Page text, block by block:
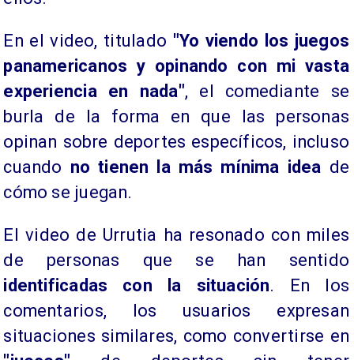
En el video, titulado "Yo viendo los juegos
panamericanos y opinando con mi vasta
experiencia en nada", el comediante se
burla de la forma en que las personas
opinan sobre deportes específicos, incluso
cuando no tienen la más mínima idea de
cómo se juegan.
El video de Urrutia ha resonado con miles
de personas que se han sentido
identificadas con la situación. En los
comentarios, los usuarios expresan
situaciones similares, como convertirse en